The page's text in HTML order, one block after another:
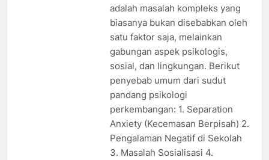
adalah masalah kompleks yang
biasanya bukan disebabkan oleh
satu faktor saja, melainkan
gabungan aspek psikologis,
sosial, dan lingkungan. Berikut
penyebab umum dari sudut
pandang psikologi
perkembangan: 1. Separation
Anxiety (Kecemasan Berpisah) 2.
Pengalaman Negatif di Sekolah
3. Masalah Sosialisasi 4.